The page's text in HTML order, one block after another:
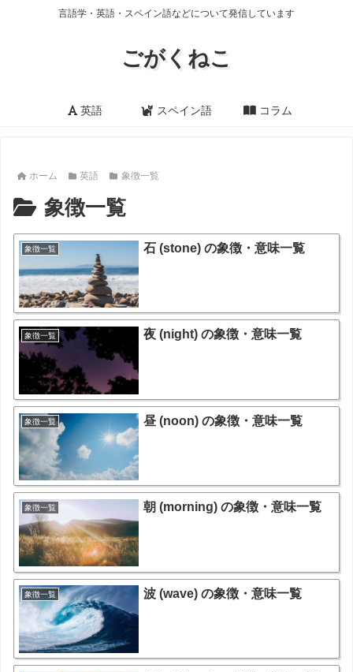
言語学・英語・スペイン語などについて発信しています
ごがくねこ
英語 スペイン語 コラム
ホーム 英語 象徴一覧
象徴一覧
象徴一覧 石 (stone) の象徴・意味一覧
象徴一覧 夜 (night) の象徴・意味一覧
象徴一覧 昼 (noon) の象徴・意味一覧
象徴一覧 朝 (morning) の象徴・意味一覧
象徴一覧 波 (wave) の象徴・意味一覧